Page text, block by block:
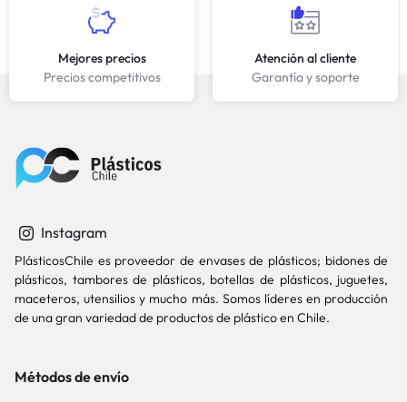
Mejores precios
Precios competitivos
Atención al cliente
Garantía y soporte
Instagram
PlásticosChile es proveedor de envases de plásticos; bidones de
plásticos, tambores de plásticos, botellas de plásticos, juguetes,
maceteros, utensilios y mucho más. Somos líderes en producción
de una gran variedad de productos de plástico en Chile.
Métodos de envío